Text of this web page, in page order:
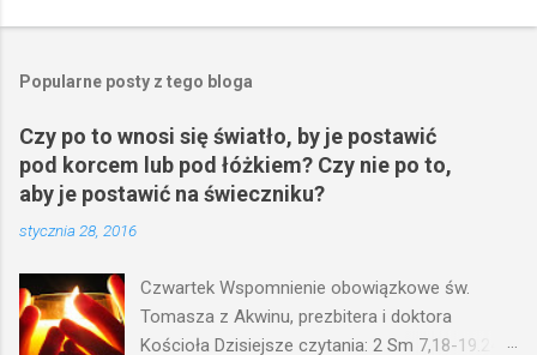
Popularne posty z tego bloga
Czy po to wnosi się światło, by je postawić
pod korcem lub pod łóżkiem? Czy nie po to,
aby je postawić na świeczniku?
stycznia 28, 2016
Czwartek Wspomnienie obowiązkowe św.
Tomasza z Akwinu, prezbitera i doktora
Kościoła Dzisiejsze czytania: 2 Sm 7,18-19.24-